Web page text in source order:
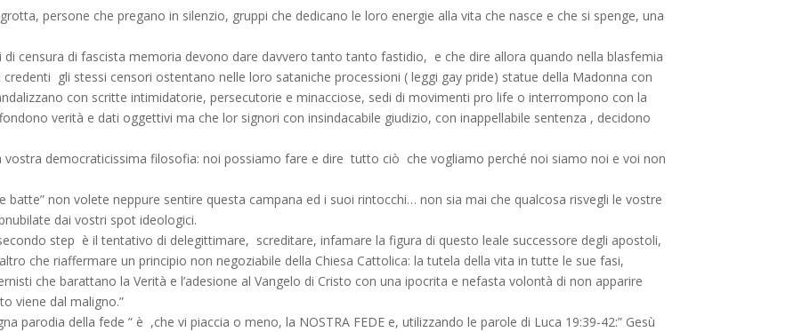
persone che pregano in silenzio, gruppi che dedicano le loro energie alla vita che nasce e che si spenge, una
censura di fascista memoria devono dare davvero tanto tanto fastidio, e che dire allora quando nella blasfemia
gli stessi censori ostentano nelle loro sataniche processioni ( leggi gay pride) statue della Madonna con
con scritte intimidatorie, persecutorie e minacciose, sedi di movimenti pro life o interrompono con la
verità e dati oggettivi ma che lor signori con insindacabile giudizio, con inappellabile sentenza , decidono
vostra democraticissima filosofia: noi possiamo fare e dire tutto ciò che vogliamo perché noi siamo noi e voi non
batte” non volete neppure sentire questa campana ed i suoi rintocchi… non sia mai che qualcosa risvegli le vostre
dai vostri spot ideologici.
step è il tentativo di delegittimare, screditare, infamare la figura di questo leale successore degli apostoli,
che riaffermare un principio non negoziabile della Chiesa Cattolica: la tutela della vita in tutte le sue fasi,
che barattano la Verità e l’adesione al Vangelo di Cristo con una ipocrita e nefasta volontà di non apparire
viene dal maligno.”
parodia della fede ” è ,che vi piaccia o meno, la NOSTRA FEDE e, utilizzando le parole di Luca 19:39-42:” Gesù